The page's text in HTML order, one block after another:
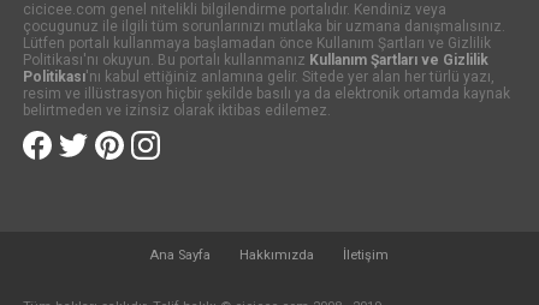
cicicee.com genel nitelikli bilgilendirme portalıdır. Kendiniz veya
çocugunuz ile ilgili tüm sorunlarınızı mutlaka bir uzmana danışmalısınız.
Lütfen portalı kullanmaya başlamadan önce Kullanım Şartları ve Gizlilik
Politikası'nı okuyun. Bu portalı kullanmanız Kullanım Şartları ve Gizlilik
Politikası'nı kabul ettiğiniz anlamına gelir. Sitede yer alan her türlü yazı,
resim ve illüstrasyon hiçbir şekilde basılı ya da elektronik ortamda kaynak
belirtmeden ve izinsiz olarak iktibas edilemez.
Ana Sayfa Hakkımızda İletişim